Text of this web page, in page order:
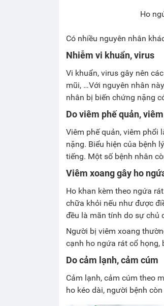
Ho
Có nhiều nguyên nhân
Nhiễm vi khuẩn, virus
Vi khuẩn, virus gây nên
mũi, …Với nguyên nhân
nhân bị biến chứng nặng
Do viêm phế quản,
Viêm phế quản, viêm phổi
nặng. Biểu hiện của bệnh
tiếng. Một số bệnh nhân
Viêm xoang gây ho
Ho khan kèm theo ngứa
chữa khỏi nếu như được
đều là mãn tính do sự chủ
Người bị viêm xoang
cạnh ho ngứa rát cổ họng,
Do cảm lạnh, cảm cúm
Cảm lạnh, cảm cúm theo
ho kéo dài, người bệnh